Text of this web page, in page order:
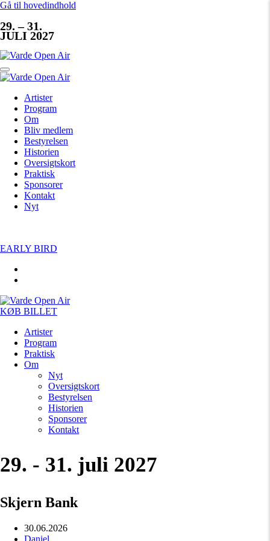
Gå til hovedindhold
29. – 31.
JULI 2027
Artister
Program
Om
Bliv medlem
Bestyrelsen
Historien
Oversigtskort
Praktisk
Sponsorer
Kontakt
Nyt
EARLY BIRD
KØB BILLET
Artister
Program
Praktisk
Om
Nyt
Oversigtskort
Bestyrelsen
Historien
Sponsorer
Kontakt
29. - 31. juli 2027
Skjern Bank
30.06.2026